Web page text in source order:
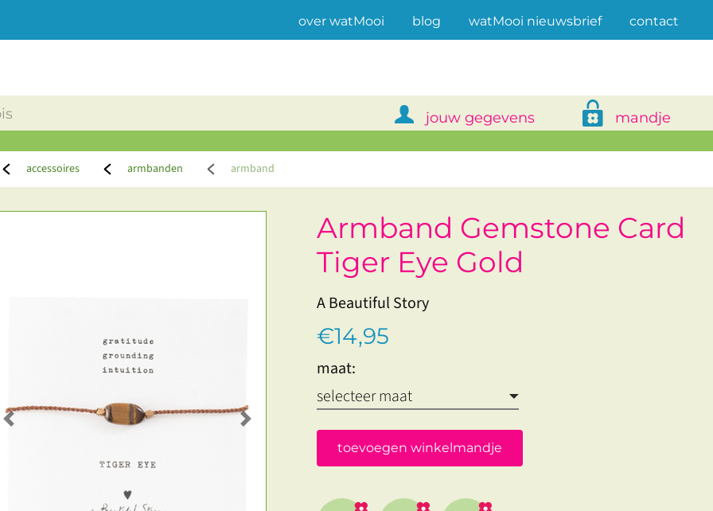
over watMooi(current)
blog watMooi nieuwsbrief contact
jouw gegevens mandje
accessoires armbanden armband
Previous Next
Armband Gemstone Card
Tiger Eye Gold
A Beautiful Story
€14,95
maat:
toevoegen winkelmandje